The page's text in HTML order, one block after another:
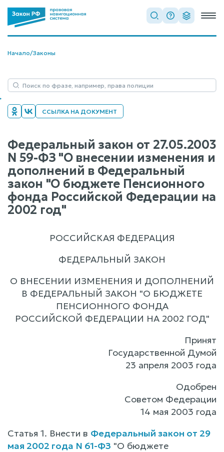
Начало/Законы
ССЫЛКА НА ДОКУМЕНТ
Федеральный закон от 27.05.2003
N 59-ФЗ "О внесении изменения и
дополнений в Федеральный
закон "О бюджете Пенсионного
фонда Российской Федерации на
2002 год"
РОССИЙСКАЯ ФЕДЕРАЦИЯ
ФЕДЕРАЛЬНЫЙ ЗАКОН
О ВНЕСЕНИИ ИЗМЕНЕНИЯ И ДОПОЛНЕНИЙ
В ФЕДЕРАЛЬНЫЙ ЗАКОН "О БЮДЖЕТЕ
ПЕНСИОННОГО ФОНДА
РОССИЙСКОЙ ФЕДЕРАЦИИ НА 2002 ГОД"
Принят
Государственной Думой
23 апреля 2003 года
Одобрен
Советом Федерации
14 мая 2003 года
Статья 1. Внести в Федеральный закон от 29
мая 2002 года N 61-ФЗ "О бюджете